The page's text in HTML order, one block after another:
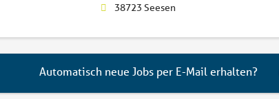
38723 Seesen
Automatisch neue Jobs per E-Mail erhalten?